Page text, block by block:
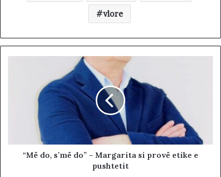
vlore
“Më do, s’më do” – Margarita si provë etike e
pushtetit